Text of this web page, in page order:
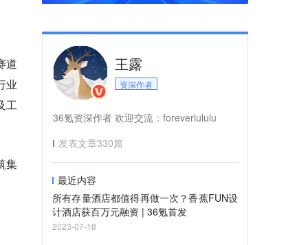
道
业
工
集
王露
资深作者
36氪资深作者 欢迎交流：foreverlululu
发表文章330篇
最近内容
所有存量酒店都值得再做一次？香蕉FUN设
计酒店获百万元融资 | 36氪首发
2023-07-18